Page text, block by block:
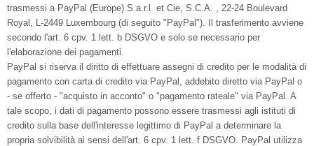
trasmessi a PayPal (Europe) S.a.r.l. et Cie, S.C.A. , 22-24 Boulevard
Royal, L-2449 Luxembourg (di seguito "PayPal"). Il trasferimento avviene
secondo l'art. 6 cpv. 1 lett. b DSGVO e solo se necessario per
l'elaborazione dei pagamenti.
PayPal si riserva il diritto di effettuare assegni di credito per le modalità di
pagamento con carta di credito via PayPal, addebito diretto via PayPal o
- se offerto - "acquisto in acconto" o "pagamento rateale" via PayPal. A
tale scopo, i dati di pagamento possono essere trasmessi agli istituti di
credito sulla base dell'interesse legittimo di PayPal a determinare la
propria solvibilità ai sensi dell'art. 6 cpv. 1 lett. f DSGVO. PayPal utilizza